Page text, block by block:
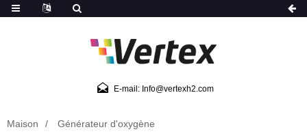
E-mail: Info@vertexh2.com
Maison Générateur d'oxygène